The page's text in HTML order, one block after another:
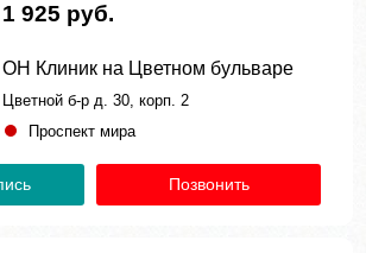
1 925 руб.
ОН Клиник на Цветном бульваре
Цветной б-р д. 30, корп. 2
Проспект мира
Позвонить